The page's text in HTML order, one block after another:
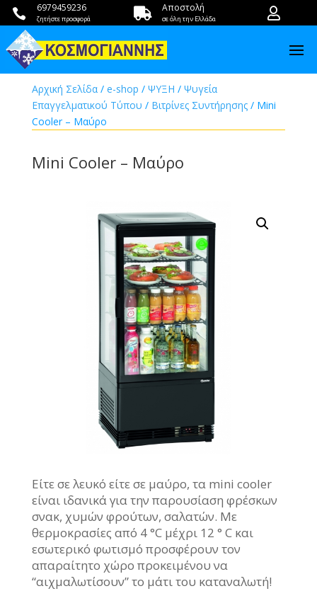
 6979459236
ζητήστε προσφορά  Αποστολή
σε όλη την Ελλάδα 
Αρχική Σελίδα/ e-shop / ΨΥΞΗ / Ψυγεία
Επαγγελματικού Τύπου / Βιτρίνες Συντήρησης/ Mini
Cooler – Μαύρο
Mini Cooler – Μαύρο
Είτε σε λευκό είτε σε μαύρο, τα mini cooler
είναι ιδανικά για την παρουσίαση φρέσκων
σνακ, χυμών φρούτων, σαλατών. Με
θερμοκρασίες από 4 °C μέχρι 12 ° C και
εσωτερικό φωτισμό προσφέρουν τον
απαραίτητο χώρο προκειμένου να
“αιχμαλωτίσουν” το μάτι του καταναλωτή!